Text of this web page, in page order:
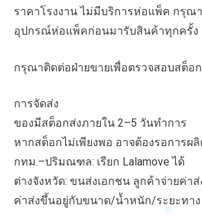
ราคาโรงงาน ไม่มีบริการห่อแพ็ค กรุณ
อุปกรณ์ห่อแพ็คก่อนมารับสินค้าทุกครั้ง
กรุณาติดต่อฝ่ายขายเพื่อตรวจสอบสต็อ
การจัดส่ง
ของมีสต็อกส่งภายใน 2–5 วันทำการ
หากสต็อกไม่เพียงพอ อาจต้องรอการผ
กทม.–ปริมณฑล: เรียก Lalamove ได้
ต่างจังหวัด: ขนส่งเอกชน ลูกค้าจ่ายค่าส่
ค่าส่งขึ้นอยู่กับขนาด/น้ำหนัก/ระยะทาง